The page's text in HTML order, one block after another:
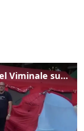
Gualtieri: "Responsabilità del Viminale su Spin Time? La posizione dei partiti è nota"